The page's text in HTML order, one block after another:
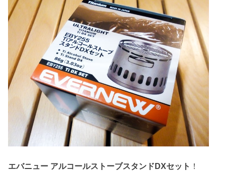
エバニュー アルコールストーブスタンドDXセット ！